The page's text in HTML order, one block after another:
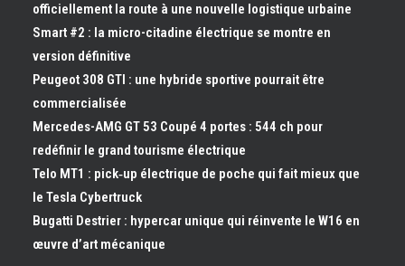
officiellement la route à une nouvelle logistique urbaine
Smart #2 : la micro-citadine électrique se montre en
version définitive
Peugeot 308 GTI : une hybride sportive pourrait être
commercialisée
Mercedes-AMG GT 53 Coupé 4 portes : 544 ch pour
redéfinir le grand tourisme électrique
Telo MT1 : pick‑up électrique de poche qui fait mieux que
le Tesla Cybertruck
Bugatti Destrier : hypercar unique qui réinvente le W16 en
œuvre d’art mécanique